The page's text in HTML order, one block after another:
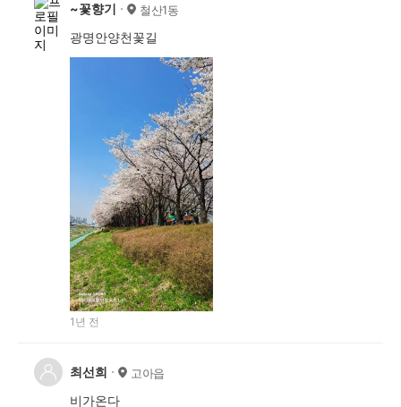
~꽃향기 철산1동
광명안양천꽃길
1년 전
최선희 고아읍
비가온다